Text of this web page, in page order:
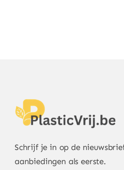
Schrijf je in op de
aanbiedingen als eerste.